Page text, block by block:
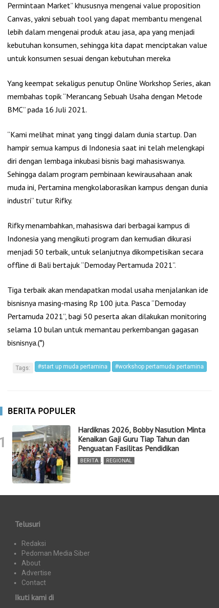
Permintaan Market” khususnya mengenai value proposition
Canvas, yakni sebuah tool yang dapat membantu mengenal
lebih dalam mengenai produk atau jasa, apa yang menjadi
kebutuhan konsumen, sehingga kita dapat menciptakan value
untuk konsumen sesuai dengan kebutuhan mereka
Yang keempat sekaligus penutup Online Workshop Series, akan
membahas topik “Merancang Sebuah Usaha dengan Metode
BMC” pada 16 Juli 2021.
“Kami melihat minat yang tinggi dalam dunia startup. Dan
hampir semua kampus di Indonesia saat ini telah melengkapi
diri dengan lembaga inkubasi bisnis bagi mahasiswanya.
Sehingga dalam program pembinaan kewirausahaan anak
muda ini, Pertamina mengkolaborasikan kampus dengan dunia
industri” tutur Rifky.
Rifky menambahkan, mahasiswa dari berbagai kampus di
Indonesia yang mengikuti program dan kemudian dikurasi
menjadi 50 terbaik, untuk selanjutnya dikompetisikan secara
offline di Bali bertajuk “Demoday Pertamuda 2021”.
Tiga terbaik akan mendapatkan modal usaha menjalankan ide
bisnisnya masing-masing Rp 100 juta. Pasca “Demoday
Pertamuda 2021”, bagi 50 peserta akan dilakukan monitoring
selama 10 bulan untuk memantau perkembangan gagasan
bisnisnya.(*)
Tags: #start up muda pertamina #workshop pertamuda pertamina
BERITA POPULER
Hardiknas 2026, Bobby Nasution Minta
Kenaikan Gaji Guru Tiap Tahun dan
Penguatan Fasilitas Pendidikan
BERITA , REGIONAL
Telusuri
Redaksi
Pedoman Media Siber
About
Advertise
Contact
Ikuti kami di